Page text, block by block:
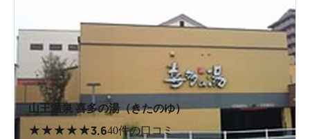
山王温泉 喜多の湯（きたのゆ）
★★★★★3.640件の口コミ